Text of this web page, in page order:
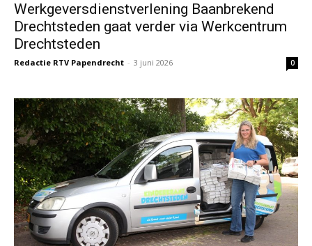
Werkgeversdienstverlening Baanbrekend
Drechtsteden gaat verder via Werkcentrum
Drechtsteden
Redactie RTV Papendrecht - 3 juni 2026 0